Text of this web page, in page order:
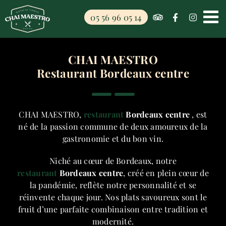
Passer
au
contenu
05 56 96 05 14
CHAI MAESTRO
Restaurant Bordeaux centre
CHAI MAESTRO, restaurant Bordeaux centre , est
né de la passion commune de deux amoureux de la
gastronomie et du bon vin.
Niché au cœur de Bordeaux, notre
restaurant Bordeaux centre, créé en plein cœur de
la pandémie, reflète notre personnalité et se
réinvente chaque jour. Nos plats savoureux sont le
fruit d’une parfaite combinaison entre tradition et
modernité.